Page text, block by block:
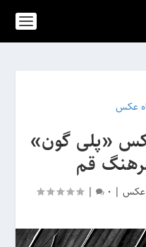
عکس
«پلی گون»
قم
عکس |
0
|